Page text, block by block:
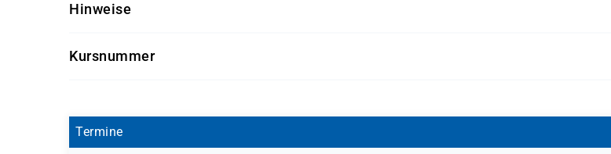
Gründerteams, Agenturen, Consultants, Projektteams, HR/Enablement, Ops. Geeignet für
Hinweise
Kursnummer
Termine